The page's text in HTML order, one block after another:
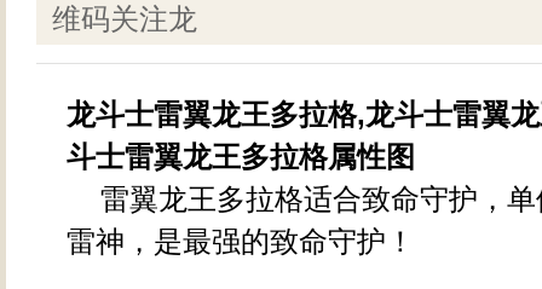
维码关注龙
龙斗士雷翼龙王多拉格,龙斗士雷翼
斗士雷翼龙王多拉格属性图
雷翼龙王多拉格适合致命守护，单
雷神，是最强的致命守护！